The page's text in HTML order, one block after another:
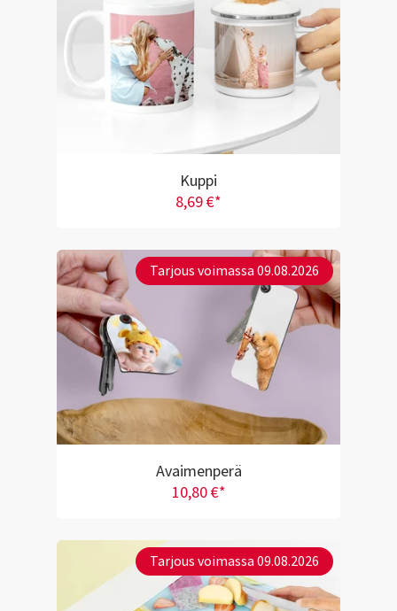
Kuppi
8,69 €*
Tarjous voimassa 09.08.2026
Avaimenperä
10,80 €*
Tarjous voimassa 09.08.2026